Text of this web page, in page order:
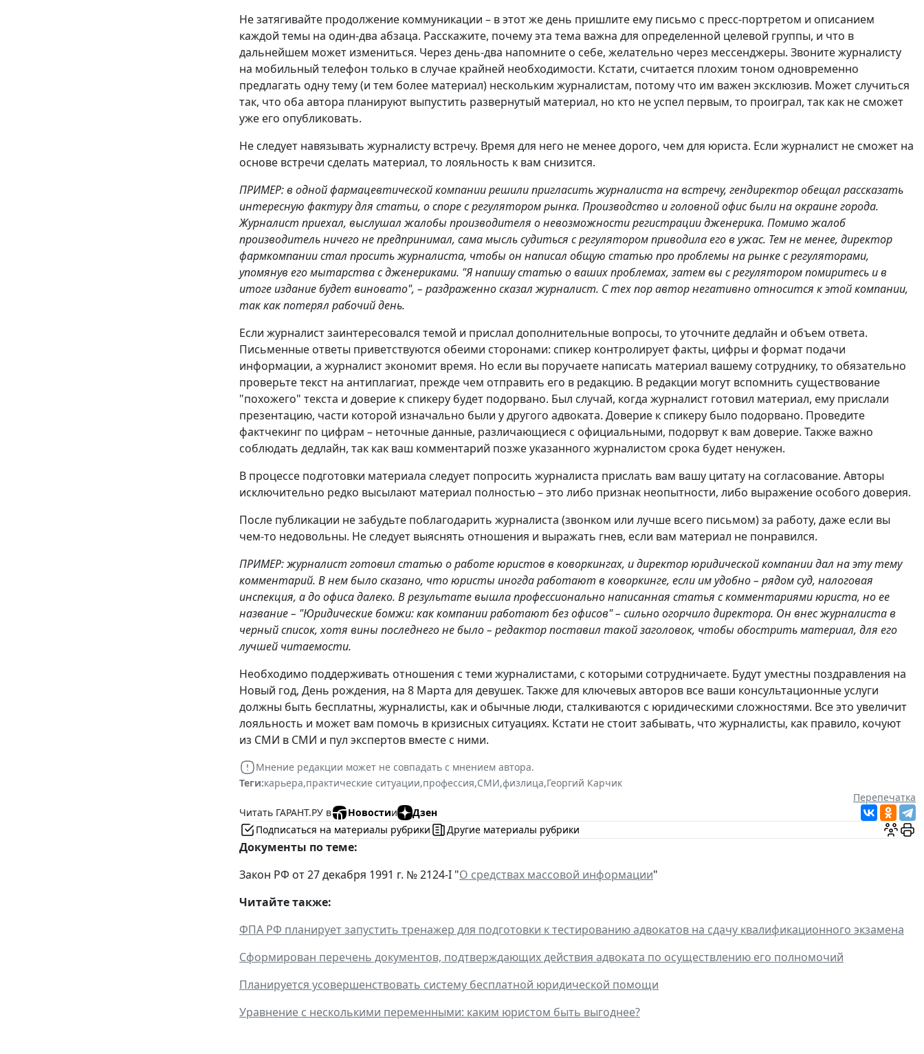
Не затягивайте продолжение коммуникации – в этот же день пришлите ему письмо с пресс-портретом и описанием
каждой темы на один-два абзаца. Расскажите, почему эта тема важна для определенной целевой группы, и что в
дальнейшем может измениться. Через день-два напомните о себе, желательно через мессенджеры. Звоните журналисту
на мобильный телефон только в случае крайней необходимости. Кстати, считается плохим тоном одновременно
предлагать одну тему (и тем более материал) нескольким журналистам, потому что им важен эксклюзив. Может случиться
так, что оба автора планируют выпустить развернутый материал, но кто не успел первым, то проиграл, так как не сможет
уже его опубликовать.
Не следует навязывать журналисту встречу. Время для него не менее дорого, чем для юриста. Если журналист не сможет на
основе встречи сделать материал, то лояльность к вам снизится.
ПРИМЕР: в одной фармацевтической компании решили пригласить журналиста на встречу, гендиректор обещал рассказать
интересную фактуру для статьи, о споре с регулятором рынка. Производство и головной офис были на окраине города.
Журналист приехал, выслушал жалобы производителя о невозможности регистрации дженерика. Помимо жалоб
производитель ничего не предпринимал, сама мысль судиться с регулятором приводила его в ужас. Тем не менее, директор
фармкомпании стал просить журналиста, чтобы он написал общую статью про проблемы на рынке с регуляторами,
упомянув его мытарства с дженериками. "Я напишу статью о ваших проблемах, затем вы с регулятором помиритесь и в
итоге издание будет виновато", – раздраженно сказал журналист. С тех пор автор негативно относится к этой компании,
так как потерял рабочий день.
Если журналист заинтересовался темой и прислал дополнительные вопросы, то уточните дедлайн и объем ответа.
Письменные ответы приветствуются обеими сторонами: спикер контролирует факты, цифры и формат подачи
информации, а журналист экономит время. Но если вы поручаете написать материал вашему сотруднику, то обязательно
проверьте текст на антиплагиат, прежде чем отправить его в редакцию. В редакции могут вспомнить существование
"похожего" текста и доверие к спикеру будет подорвано. Был случай, когда журналист готовил материал, ему прислали
презентацию, части которой изначально были у другого адвоката. Доверие к спикеру было подорвано. Проведите
фактчекинг по цифрам – неточные данные, различающиеся с официальными, подорвут к вам доверие. Также важно
соблюдать дедлайн, так как ваш комментарий позже указанного журналистом срока будет ненужен.
В процессе подготовки материала следует попросить журналиста прислать вам вашу цитату на согласование. Авторы
исключительно редко высылают материал полностью – это либо признак неопытности, либо выражение особого доверия.
После публикации не забудьте поблагодарить журналиста (звонком или лучше всего письмом) за работу, даже если вы
чем-то недовольны. Не следует выяснять отношения и выражать гнев, если вам материал не понравился.
ПРИМЕР: журналист готовил статью о работе юристов в коворкингах, и директор юридической компании дал на эту тему
комментарий. В нем было сказано, что юристы иногда работают в коворкинге, если им удобно – рядом суд, налоговая
инспекция, а до офиса далеко. В результате вышла профессионально написанная статья с комментариями юриста, но ее
название – "Юридические бомжи: как компании работают без офисов" – сильно огорчило директора. Он внес журналиста в
черный список, хотя вины последнего не было – редактор поставил такой заголовок, чтобы обострить материал, для его
лучшей читаемости.
Необходимо поддерживать отношения с теми журналистами, с которыми сотрудничаете. Будут уместны поздравления на
Новый год, День рождения, на 8 Марта для девушек. Также для ключевых авторов все ваши консультационные услуги
должны быть бесплатны, журналисты, как и обычные люди, сталкиваются с юридическими сложностями. Все это увеличит
лояльность и может вам помочь в кризисных ситуациях. Кстати не стоит забывать, что журналисты, как правило, кочуют
из СМИ в СМИ и пул экспертов вместе с ними.
Мнение редакции может не совпадать с мнением автора.
Теги:карьера,практические ситуации,профессия,СМИ,физлица,Георгий Карчик
Перепечатка
Читать ГАРАНТ.РУ в
Новостии
Дзен
Подписаться на материалы рубрики
Другие материалы рубрики
Документы по теме:
Закон РФ от 27 декабря 1991 г. № 2124-I "О средствах массовой информации"
Читайте также:
ФПА РФ планирует запустить тренажер для подготовки к тестированию адвокатов на сдачу квалификационного экзамена
Сформирован перечень документов, подтверждающих действия адвоката по осуществлению его полномочий
Планируется усовершенствовать систему бесплатной юридической помощи
Уравнение с несколькими переменными: каким юристом быть выгоднее?